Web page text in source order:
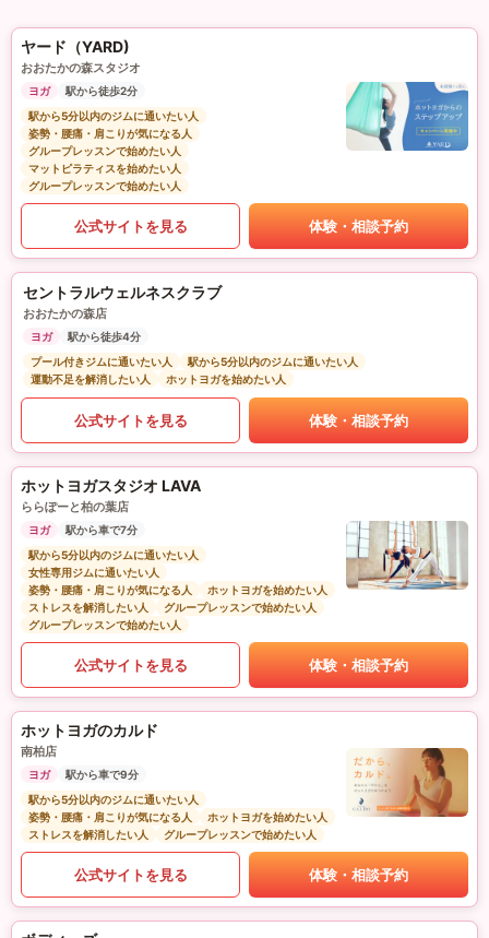
ヤード（YARD)
おおたかの森スタジオ
ヨガ
駅から徒歩2分
駅から5分以内のジムに通いたい人
姿勢・腰痛・肩こりが気になる人
グループレッスンで始めたい人
マットピラティスを始めたい人
グループレッスンで始めたい人
公式サイトを見る 体験・相談予約
セントラルウェルネスクラブ
おおたかの森店
ヨガ
駅から徒歩4分
プール付きジムに通いたい人
駅から5分以内のジムに通いたい人
運動不足を解消したい人
ホットヨガを始めたい人
公式サイトを見る 体験・相談予約
ホットヨガスタジオ LAVA
ららぽーと柏の葉店
ヨガ
駅から車で7分
駅から5分以内のジムに通いたい人
女性専用ジムに通いたい人
姿勢・腰痛・肩こりが気になる人
ホットヨガを始めたい人
ストレスを解消したい人
グループレッスンで始めたい人
グループレッスンで始めたい人
公式サイトを見る 体験・相談予約
ホットヨガのカルド
南柏店
ヨガ
駅から車で9分
駅から5分以内のジムに通いたい人
姿勢・腰痛・肩こりが気になる人
ホットヨガを始めたい人
ストレスを解消したい人
グループレッスンで始めたい人
公式サイトを見る 体験・相談予約